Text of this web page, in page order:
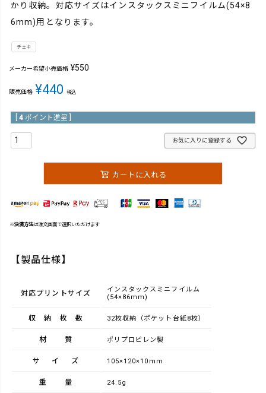
かり収納。対応サイズはインスタックスミニフイルム(54×8
6mm)用となります。
チェキ
メーカー希望小売価格 ¥550
販売価格 ¥440 税込
4 ポイント進呈 ]
お気に入りに登録する
カートに入れる
※決済方法は注文画面で選択いただけます
【製品仕様】
対応プリントサイズ
インスタックスミニフイルム
(54×86mm)
収納枚数 32枚収納（ポケット台紙8枚）
材質 ポリプロピレン製
サイズ 105×120×10mm
重量 24.5g